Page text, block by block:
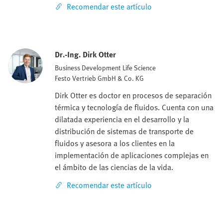
Recomendar este artículo
Dr.-Ing. Dirk Otter
Business Development Life Science
Festo Vertrieb GmbH & Co. KG
Dirk Otter es doctor en procesos de separación
térmica y tecnología de fluidos. Cuenta con una
dilatada experiencia en el desarrollo y la
distribución de sistemas de transporte de
fluidos y asesora a los clientes en la
implementación de aplicaciones complejas en
el ámbito de las ciencias de la vida.
Recomendar este artículo